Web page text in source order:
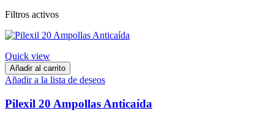
Filtros activos
Quick view
Añadir al carrito
Añadir a la lista de deseos
Pilexil 20 Ampollas Anticaída